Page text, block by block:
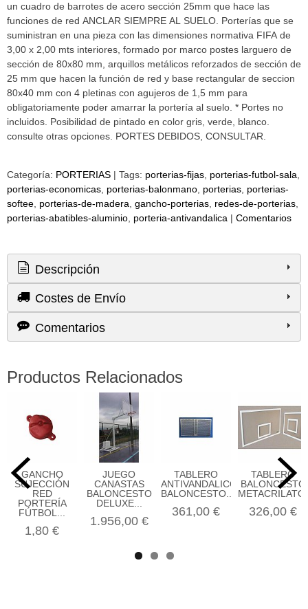
un cuadro de barrotes de acero sección 25mm que hace las
funciones de red ANCLAR SIEMPRE AL SUELO. Porterías que se
suministran en una pieza con las dimensiones normativa FIFA de
3,00 x 2,00 mts interiores, formado por marco postes larguero de
sección de 80x80 mm, arquillos metálicos reforzados de sección de
25 mm que hacen la función de red y base rectangular de seccion
80x40 mm con 4 pletinas con agujeros de 1,5 mm para
obligatoriamente poder amarrar la portería al suelo. * Portes no
incluidos. Posibilidad de pintado en color gris, verde, blanco.
consulte otras opciones. PORTES DEBIDOS, CONSULTAR.
Categoría: PORTERIAS | Tags: porterias-fijas porterias-futbol-sala
porterias-economicas porterias-balonmano porterias porterias-
softee porterias-de-madera gancho-porterias redes-de-porterias
porterias-abatibles-aluminio porteria-antivandalica | Comentarios
Descripción
Costes de Envío
Comentarios
Productos Relacionados
GANCHO
SUJECCIÓN
RED
PORTERÍA
FÚTBOL...
1,80 €
​JUEGO
CANASTAS
BALONCESTO
DELUXE...
1.956,00 €
TABLERO
ANTIVANDALICO
BALONCESTO...
361,00 €
TABLERO
BALONCESTO
326,00 €